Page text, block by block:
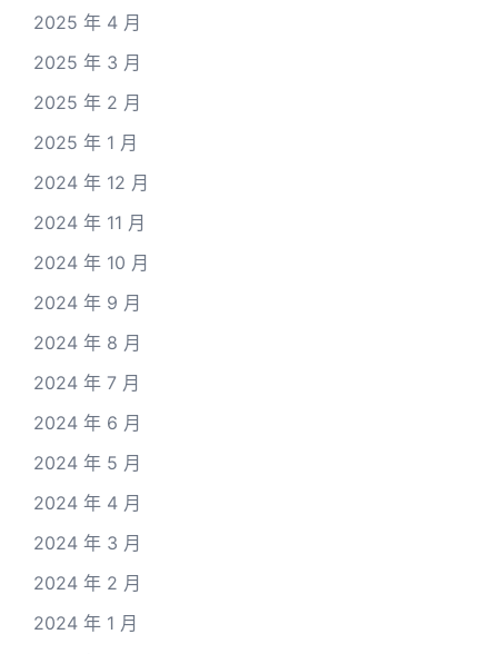
2025 年 4 月
2025 年 3 月
2025 年 2 月
2025 年 1 月
2024 年 12 月
2024 年 11 月
2024 年 10 月
2024 年 9 月
2024 年 8 月
2024 年 7 月
2024 年 6 月
2024 年 5 月
2024 年 4 月
2024 年 3 月
2024 年 2 月
2024 年 1 月